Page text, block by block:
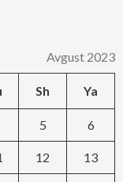
Avgust 2023
Sh Ya
5 6
12 13